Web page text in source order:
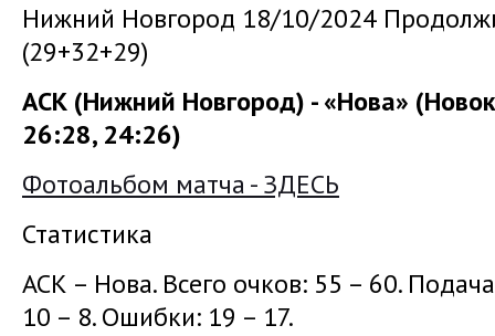
Нижний Новгород 18/10/2024
(29+32+29)
АСК (Нижний Новгород) - «Нова»
26:28, 24:26)
Фотоальбом матча - ЗДЕСЬ
Статистика
АСК – Нова. Всего очков: 55 – 60.
10 – 8. Ошибки: 19 – 17.